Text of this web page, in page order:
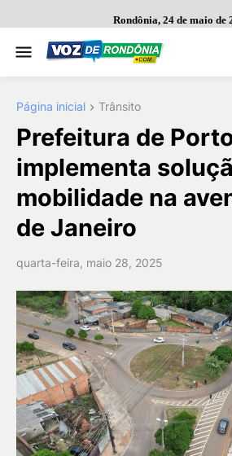
Rondônia, 24 de maio de
Página inicial Trânsito
Prefeitura de
implementa
mobilidade na
de Janeiro
quarta-feira, maio 28, 2025